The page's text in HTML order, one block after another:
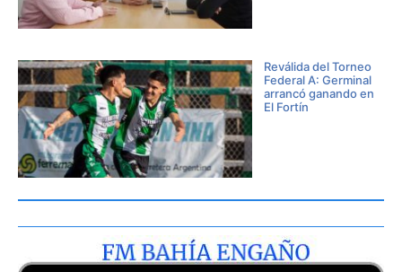
Reválida del Torneo
Federal A: Germinal
arrancó ganando en
El Fortín